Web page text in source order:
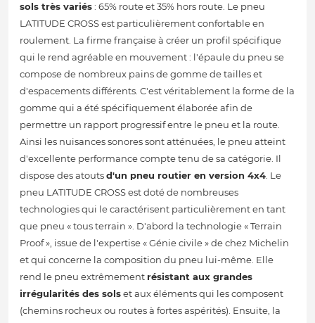
sols très variés: 65% route et 35% hors route. Le pneu
LATITUDE CROSS est particulièrement confortable en
roulement. La firme française à créer un profil spécifique
qui le rend agréable en mouvement : l'épaule du pneu se
compose de nombreux pains de gomme de tailles et
d'espacements différents. C'est véritablement la forme de la
gomme qui a été spécifiquement élaborée afin de
permettre un rapport progressif entre le pneu et la route.
Ainsi les nuisances sonores sont atténuées, le pneu atteint
d'excellente performance compte tenu de sa catégorie. Il
dispose des atoutsd'un pneu routier en version 4x4. Le
pneu LATITUDE CROSS est doté de nombreuses
technologies qui le caractérisent particulièrement en tant
que pneu « tous terrain ». D'abord la technologie « Terrain
Proof », issue de l'expertise « Génie civile » de chez Michelin
et qui concerne la composition du pneu lui-même. Elle
rend le pneu extrêmement résistant aux grandes
irrégularités des solset aux éléments qui les composent
(chemins rocheux ou routes à fortes aspérités). Ensuite, la